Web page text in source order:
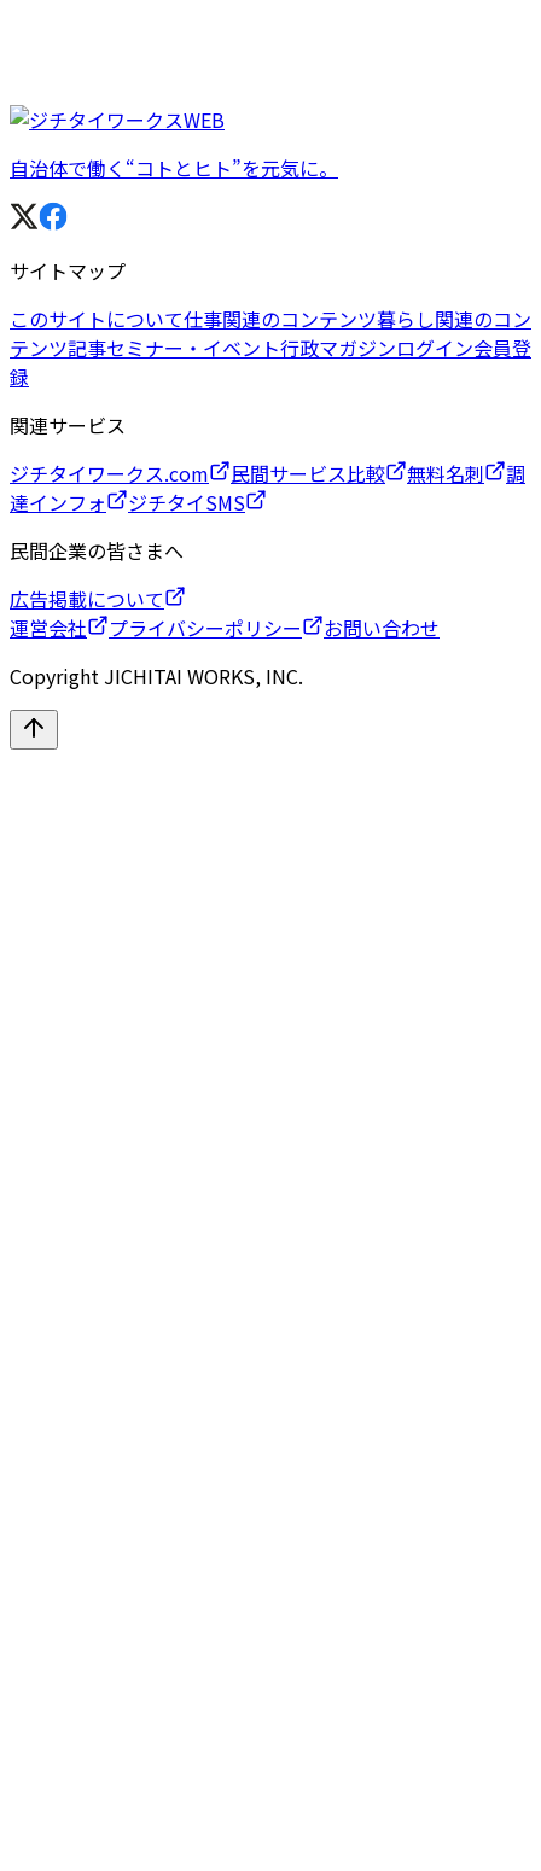
自治体で働く“コトとヒト”を元気に。
サイトマップ
このサイトについて仕事関連のコンテンツ暮らし関連のコン
テンツ記事セミナー・イベント行政マガジンログイン会員登
録
関連サービス
ジチタイワークス.com
民間サービス比較 無料名刺
調
達インフォ
ジチタイSMS
民間企業の皆さまへ
広告掲載について
運営会社
プライバシーポリシー
お問い合わせ
Copyright JICHITAI WORKS, INC.